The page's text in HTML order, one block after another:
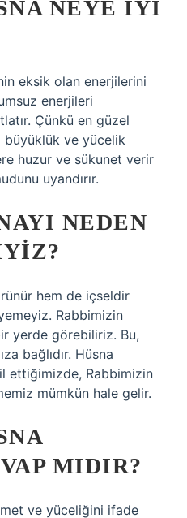
NEYE IYI
eksik olan enerjilerini
enerjileri
Çünkü en güzel
büyüklük ve yücelik
huzur ve sükunet verir
uyandırır.
NEDEN
hem de içseldir
Rabbimizin
yerde görebiliriz. Bu,
bağlıdır. Hüsna
ettiğimizde, Rabbimizin
mümkün hale gelir.
MIDIR?
ve yüceliğini ifade